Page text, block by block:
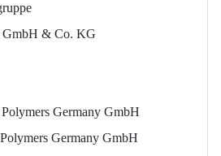
& Co. KG
Germany GmbH
Germany GmbH